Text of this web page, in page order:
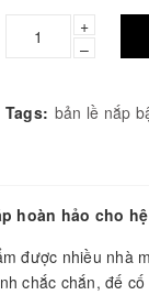
+
–
Tags: bản lề nắp
hoàn hảo cho
được nhiều nhà
chắc chắn, đế